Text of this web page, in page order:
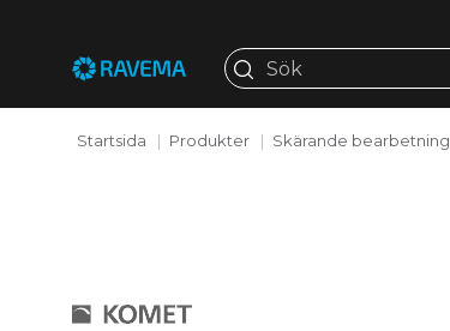
Startsida Produkter Skärande bearbetning